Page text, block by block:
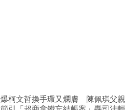
爆柯文哲換手環又爛膚 陳佩琪父親